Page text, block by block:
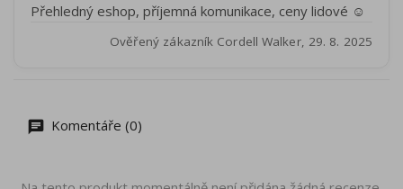
Přehledný eshop, příjemná komunikace, ceny lidové ☺️
Ověřený zákazník Cordell Walker, 29. 8. 2025
Komentáře (0)